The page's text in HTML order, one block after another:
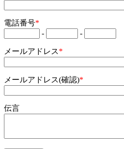
電話番号*
-
-
メールアドレス*
メールアドレス(確認)*
伝言